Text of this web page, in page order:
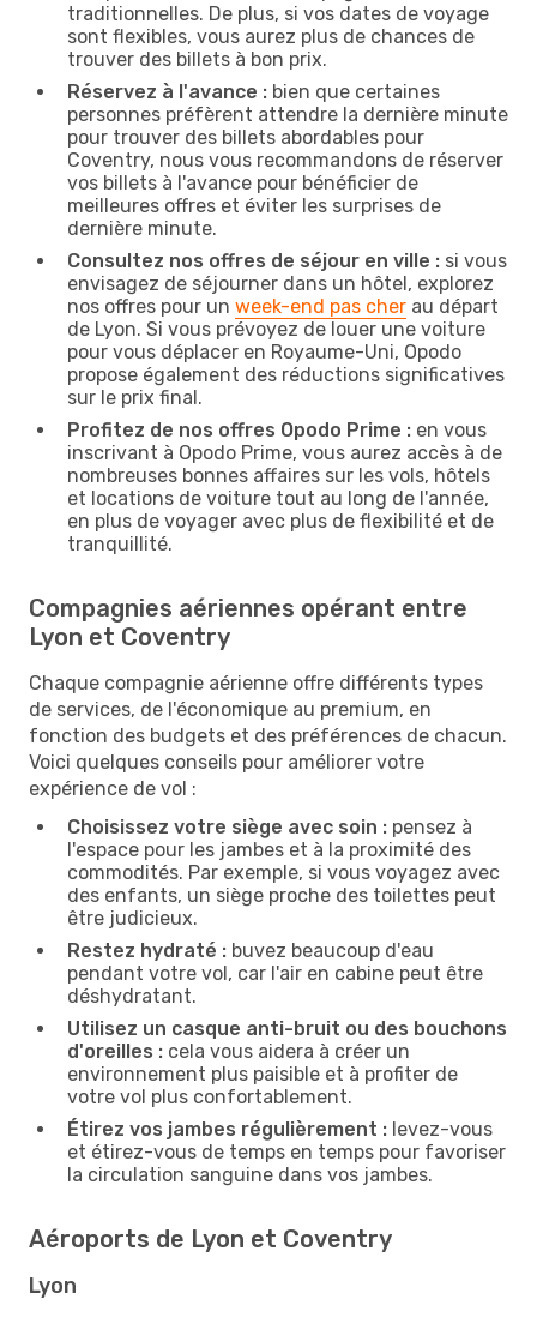
traditionnelles. De plus, si vos dates de voyage
sont flexibles, vous aurez plus de chances de
trouver des billets à bon prix.
Réservez à l'avance : bien que certaines
personnes préfèrent attendre la dernière minute
pour trouver des billets abordables pour
Coventry, nous vous recommandons de réserver
vos billets à l'avance pour bénéficier de
meilleures offres et éviter les surprises de
dernière minute.
Consultez nos offres de séjour en ville : si vous
envisagez de séjourner dans un hôtel, explorez
nos offres pour un week-end pas cher au départ
de Lyon. Si vous prévoyez de louer une voiture
pour vous déplacer en Royaume-Uni, Opodo
propose également des réductions significatives
sur le prix final.
Profitez de nos offres Opodo Prime : en vous
inscrivant à Opodo Prime, vous aurez accès à de
nombreuses bonnes affaires sur les vols, hôtels
et locations de voiture tout au long de l'année,
en plus de voyager avec plus de flexibilité et de
tranquillité.
Compagnies aériennes opérant entre
Lyon et Coventry
Chaque compagnie aérienne offre différents types
de services, de l'économique au premium, en
fonction des budgets et des préférences de chacun.
Voici quelques conseils pour améliorer votre
expérience de vol :
Choisissez votre siège avec soin : pensez à
l'espace pour les jambes et à la proximité des
commodités. Par exemple, si vous voyagez avec
des enfants, un siège proche des toilettes peut
être judicieux.
Restez hydraté : buvez beaucoup d'eau
pendant votre vol, car l'air en cabine peut être
déshydratant.
Utilisez un casque anti-bruit ou des bouchons
d'oreilles : cela vous aidera à créer un
environnement plus paisible et à profiter de
votre vol plus confortablement.
Étirez vos jambes régulièrement : levez-vous
et étirez-vous de temps en temps pour favoriser
la circulation sanguine dans vos jambes.
Aéroports de Lyon et Coventry
Lyon